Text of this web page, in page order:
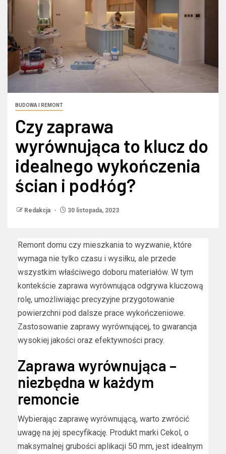
BUDOWA I REMONT
Czy zaprawa
wyrównująca to klucz do
idealnego wykończenia
ścian i podłóg?
Redakcja 30 listopada, 2023
Remont domu czy mieszkania to wyzwanie, które
wymaga nie tylko czasu i wysiłku, ale przede
wszystkim właściwego doboru materiałów. W tym
kontekście zaprawa wyrównująca odgrywa kluczową
rolę, umożliwiając precyzyjne przygotowanie
powierzchni pod dalsze prace wykończeniowe.
Zastosowanie zaprawy wyrównującej, to gwarancja
wysokiej jakości oraz efektywności pracy.
Zaprawa wyrównująca –
niezbędna w każdym
remoncie
Wybierając zaprawę wyrównującą, warto zwrócić
uwagę na jej specyfikację. Produkt marki Cekol, o
maksymalnej grubości aplikacji 50 mm, jest idealnym